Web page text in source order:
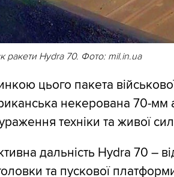
ракети Hydra 70. Фото: mil.in.ua
цього пакета
некерована 70-мм
техніки та живої
дальність Hydra 70 –
та пускової